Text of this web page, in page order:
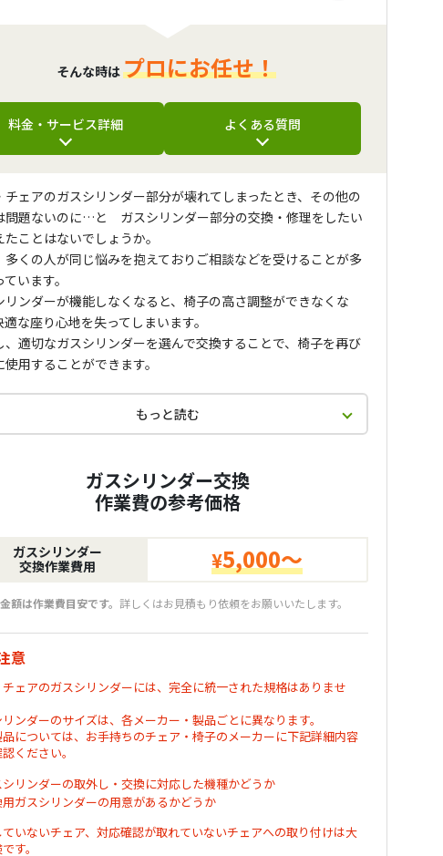
そんな時はプロにお任せ！
料金・サービス詳細 よくある質問
チェアのガスシリンダー部分が壊れてしまったとき、その他の
問題ないのに…と ガスシリンダー部分の交換・修理をしたい
たことはないでしょうか。
多くの人が同じ悩みを抱えておりご相談などを受けることが多
います。
リンダーが機能しなくなると、椅子の高さ調整ができなくな
適な座り心地を失ってしまいます。
、適切なガスシリンダーを選んで交換することで、椅子を再び
使用することができます。
もっと読む
ガスシリンダー交換
作業費の参考価格
ガスシリンダー
交換作業費用
¥5,000～
額は作業費目安です。 詳しくはお見積もり依頼をお願いいたします。
意
ェアのガスシリンダーには、完全に統一された規格はありませ
ンダーのサイズは、各メーカー・製品ごとに異なります。
については、お手持ちのチェア・椅子のメーカーに下記詳細内容
ください。
リンダーの取外し・交換に対応した機種かどうか
ガスシリンダーの用意があるかどうか
いないチェア、対応確認が取れていないチェアへの取り付けは大
す。